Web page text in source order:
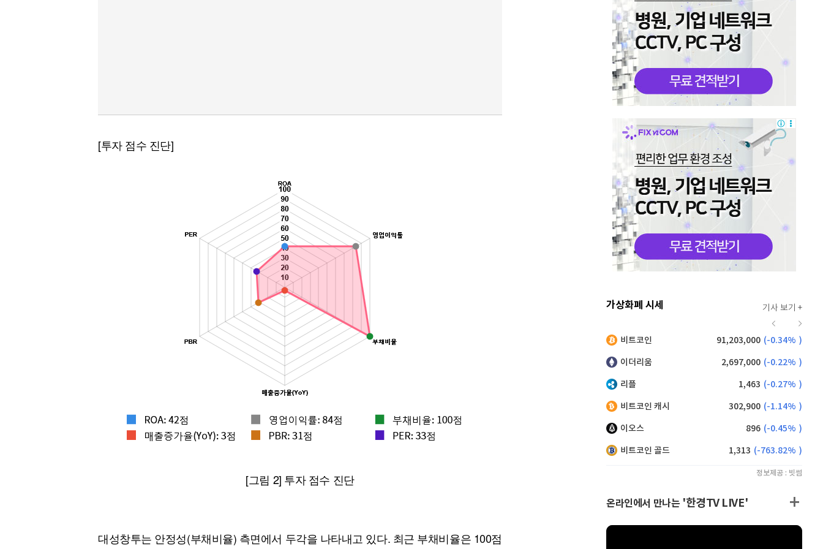
[투자 점수 진단]
[그림 2] 투자 점수 진단
대성창투는 안정성(부채비율) 측면에서 두각을 나타내고 있다. 최근 부채비율은 100점
가상화폐 시세 기사 보기 +
비트코인 91,203,000 (-0.34% )
이더리움 2,697,000 (-0.22% )
리플 1,463 (-0.27% )
비트코인 캐시 302,900 (-1.14% )
이오스 896 (-0.45% )
비트코인 골드 1,313 (-763.82% )
정보제공 : 빗썸
온라인에서 만나는 '한경TV LIVE'